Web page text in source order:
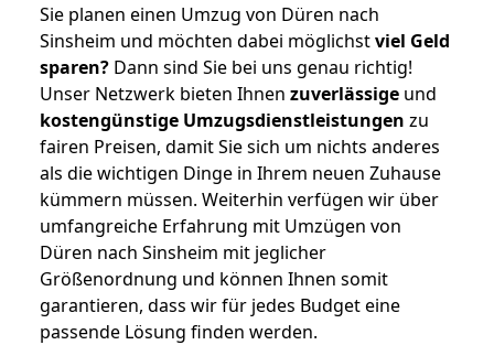
Sie planen einen Umzug von Düren nach
Sinsheim und möchten dabei möglichstviel Geld
sparen? Dann sind Sie bei uns genau richtig!
Unser Netzwerk bieten Ihnen zuverlässige und
kostengünstige Umzugsdienstleistungen zu
fairen Preisen, damit Sie sich um nichts anderes
als die wichtigen Dinge in Ihrem neuen Zuhause
kümmern müssen. Weiterhin verfügen wir über
umfangreiche Erfahrung mit Umzügen von
Düren nach Sinsheim mit jeglicher
Größenordnung und können Ihnen somit
garantieren, dass wir für jedes Budget eine
passende Lösung finden werden.